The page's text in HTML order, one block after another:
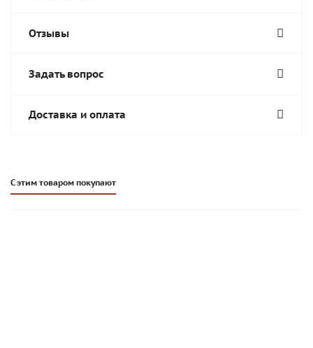
Отзывы
Задать вопрос
Доставка и оплата
С этим товаром покупают